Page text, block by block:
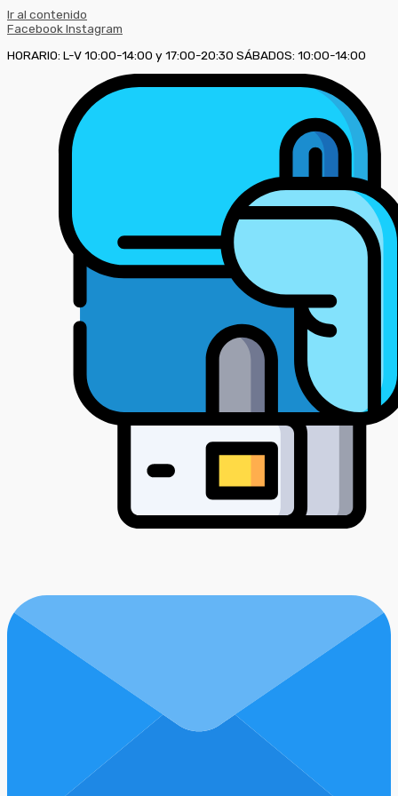
Ir al contenido
FacebookInstagram
HORARIO: L-V 10:00-14:00 y 17:00-20:30 SÁBADOS: 10:00-14:00